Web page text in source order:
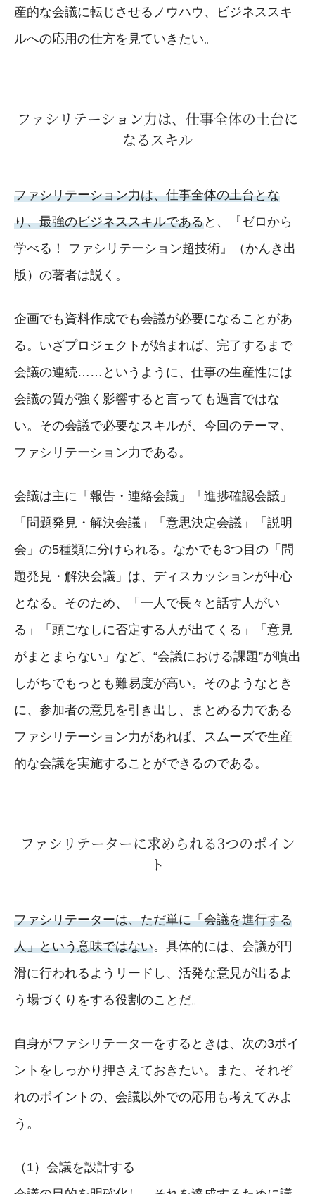
産的な会議に転じさせるノウハウ、ビジネススキ
ルへの応用の仕方を見ていきたい。
ファシリテーション力は、仕事全体の土台に
なるスキル
ファシリテーション力は、仕事全体の土台とな
り、最強のビジネススキルであると、『ゼロから
学べる！ ファシリテーション超技術』（かんき出
版）の著者は説く。
企画でも資料作成でも会議が必要になることがあ
る。いざプロジェクトが始まれば、完了するまで
会議の連続……というように、仕事の生産性には
会議の質が強く影響すると言っても過言ではな
い。その会議で必要なスキルが、今回のテーマ、
ファシリテーション力である。
会議は主に「報告・連絡会議」「進捗確認会議」
「問題発見・解決会議」「意思決定会議」「説明
会」の5種類に分けられる。なかでも3つ目の「問
題発見・解決会議」は、ディスカッションが中心
となる。そのため、「一人で長々と話す人がい
る」「頭ごなしに否定する人が出てくる」「意見
がまとまらない」など、“会議における課題”が噴出
しがちでもっとも難易度が高い。そのようなとき
に、参加者の意見を引き出し、まとめる力である
ファシリテーション力があれば、スムーズで生産
的な会議を実施することができるのである。
ファシリテーターに求められる3つのポイン
ト
ファシリテーターは、ただ単に「会議を進行する
人」という意味ではない。具体的には、会議が円
滑に行われるようリードし、活発な意見が出るよ
う場づくりをする役割のことだ。
自身がファシリテーターをするときは、次の3ポイ
ントをしっかり押さえておきたい。また、それぞ
れのポイントの、会議以外での応用も考えてみよ
う。
（1）会議を設計する